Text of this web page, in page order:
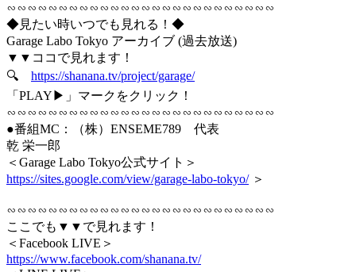
∽∽∽∽∽∽∽∽∽∽∽∽∽∽∽∽∽∽∽∽∽∽∽∽∽∽
◆見たい時いつでも見れる！◆
Garage Labo Tokyo アーカイブ (過去放送)
▼▼ココで見れます！
🔍 https://shanana.tv/project/garage/
「PLAY▶」マークをクリック！
∽∽∽∽∽∽∽∽∽∽∽∽∽∽∽∽∽∽∽∽∽∽∽∽∽∽
●番組MC：（株）ENSEME789 代表
乾 栄一郎
＜Garage Labo Tokyo公式サイト＞
https://sites.google.com/view/garage-labo-tokyo/＞
∽∽∽∽∽∽∽∽∽∽∽∽∽∽∽∽∽∽∽∽∽∽∽∽∽∽
ここでも▼▼で見れます！
＜Facebook LIVE＞
https://www.facebook.com/shanana.tv/